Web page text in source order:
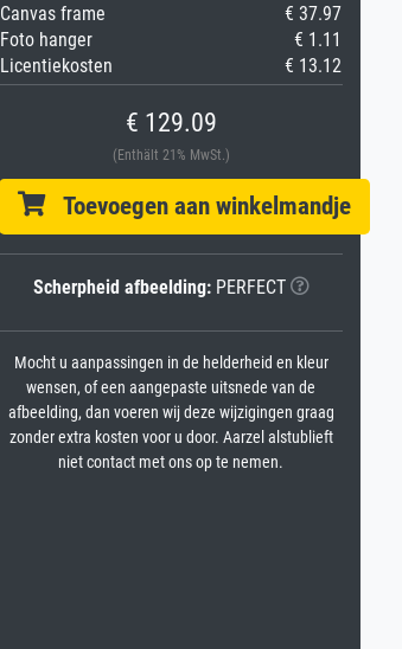
Canvas frame
€ 37.97
Foto hanger
€ 1.11
Licentiekosten
€ 13.12
€ 129.09
(Enthält 21% MwSt.)
Toevoegen aan winkelmandje
Scherpheid afbeelding:PERFECT
Mocht u aanpassingen in de helderheid en kleur
wensen, of een aangepaste uitsnede van de
afbeelding, dan voeren wij deze wijzigingen graag
zonder extra kosten voor u door. Aarzel alstublieft
niet contact met ons op te nemen.